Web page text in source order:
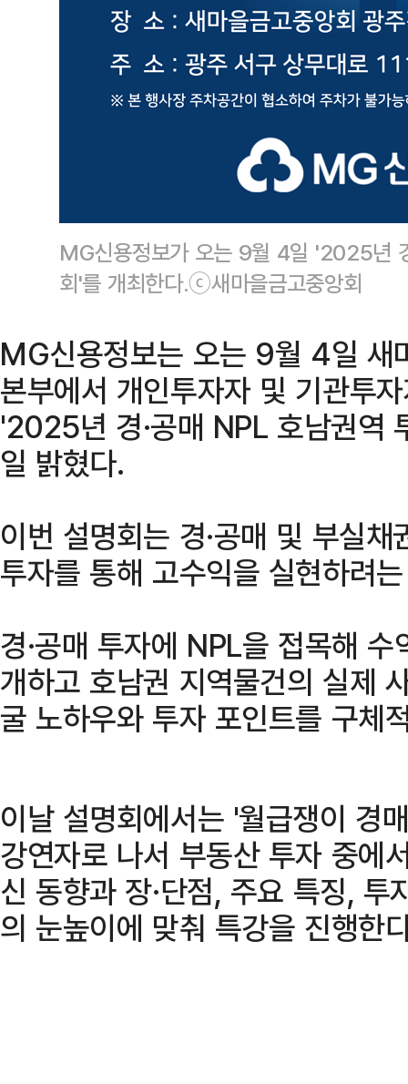
MG신용정보가 오는 9월 4일 '2025년
회'를 개최한다.ⓒ새마을금고중앙회
MG신용정보는 오는 9월 4일 새
본부에서 개인투자자 및 기관투
'2025년 경·공매 NPL 호남권역
일 밝혔다.
이번 설명회는 경·공매 및 부실
투자를 통해 고수익을 실현하려
경·공매 투자에 NPL을 접목해
개하고 호남권 지역물건의 실제
굴 노하우와 투자 포인트를 구체
이날 설명회에서는 '월급쟁이 경
강연자로 나서 부동산 투자 중에
신 동향과 장·단점, 주요 특징,
의 눈높이에 맞춰 특강을 진행한